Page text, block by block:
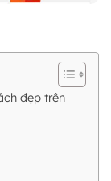
đẹp trên